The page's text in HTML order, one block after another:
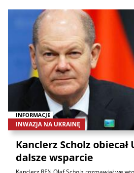
INFORMACJE
INWAZJA NA UKRAINĘ
Kanclerz Scholz obiecał
dalsze wsparcie